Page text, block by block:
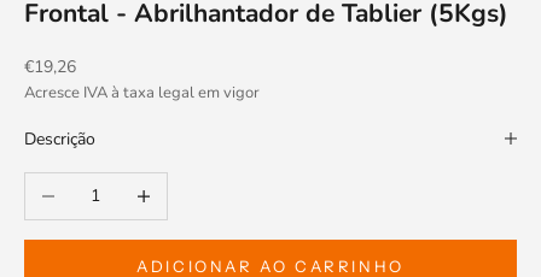
Frontal - Abrilhantador de Tablier (5Kgs)
Preço promocional
€19,26
Acresce IVA à taxa legal em vigor
Descrição
Diminuir a quantidadeAumentar a quantidade
ADICIONAR AO CARRINHO